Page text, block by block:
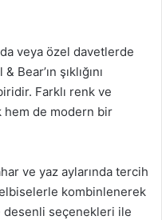
veya özel davetlerde
şıklığını
Farklı renk ve
de modern bir
ve yaz aylarında tercih
kombinlenerek
desenli seçenekleri ile